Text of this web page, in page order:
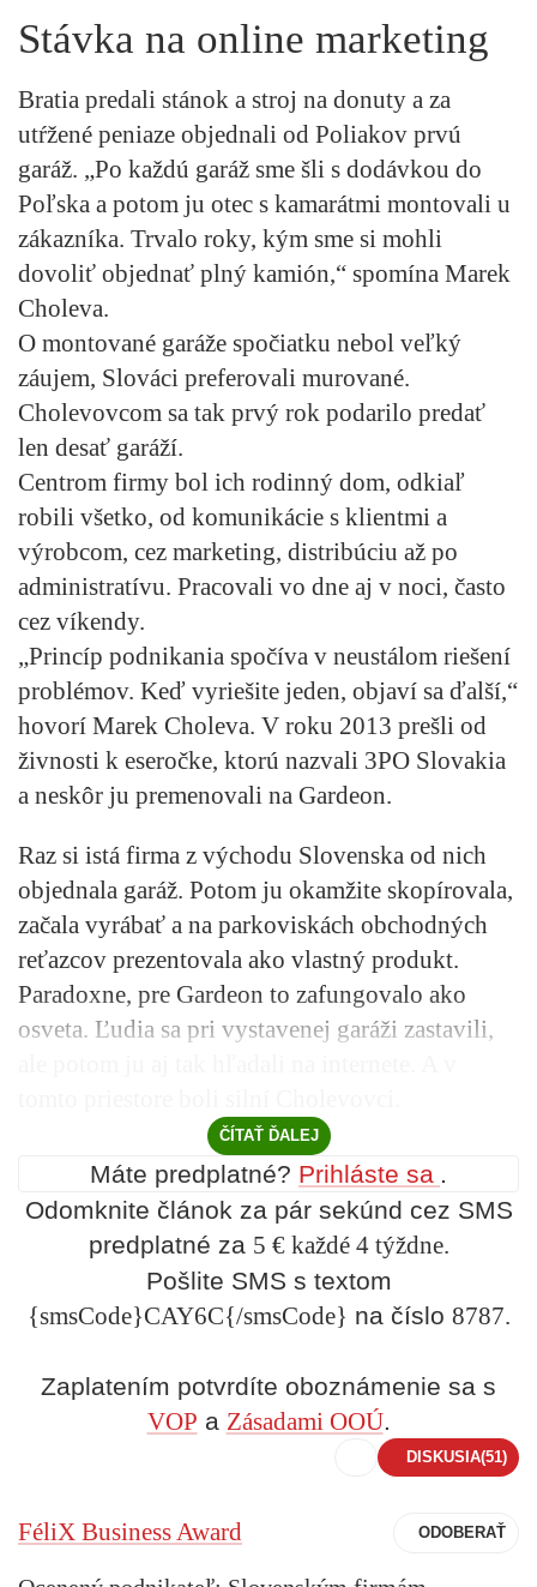
Stávka na online marketing
Bratia predali stánok a stroj na donuty a za
utŕžené peniaze objednali od Poliakov prvú
garáž. „Po každú garáž sme šli s dodávkou do
Poľska a potom ju otec s kamarátmi montovali u
zákazníka. Trvalo roky, kým sme si mohli
dovoliť objednať plný kamión,“ spomína Marek
Choleva.
O montované garáže spočiatku nebol veľký
záujem, Slováci preferovali murované.
Cholevovcom sa tak prvý rok podarilo predať
len desať garáží.
Centrom firmy bol ich rodinný dom, odkiaľ
robili všetko, od komunikácie s klientmi a
výrobcom, cez marketing, distribúciu až po
administratívu. Pracovali vo dne aj v noci, často
cez víkendy.
„Princíp podnikania spočíva v neustálom riešení
problémov. Keď vyriešite jeden, objaví sa ďalší,“
hovorí Marek Choleva. V roku 2013 prešli od
živnosti k eseročke, ktorú nazvali 3PO Slovakia
a neskôr ju premenovali na Gardeon.
Raz si istá firma z východu Slovenska od nich
objednala garáž. Potom ju okamžite skopírovala,
začala vyrábať a na parkoviskách obchodných
reťazcov prezentovala ako vlastný produkt.
Paradoxne, pre Gardeon to zafungovalo ako
osveta. Ľudia sa pri vystavenej garáži zastavili,
ČÍTAŤ ĎALEJ
Máte predplatné? Prihláste sa .
Odomknite článok za pár sekúnd cez SMS
predplatné za 5 € každé 4 týždne.
Pošlite SMS s textom
{smsCode}CAY6C{/smsCode} na číslo 8787.
Zaplatením potvrdíte oboznámenie sa s
VOP a Zásadami OOÚ.
DISKUSIA(51)
FéliX Business Award